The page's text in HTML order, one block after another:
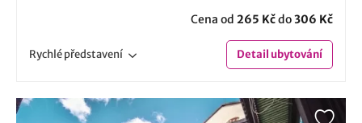
Cena od 265 Kčdo306 Kč
Rychlépředstavení Detailubytování